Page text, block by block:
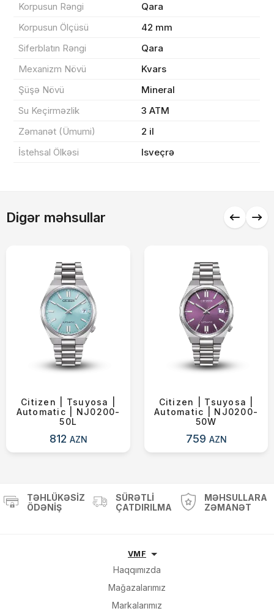
Korpusun Rəngi
Qara
Korpusun Ölçüsü
42 mm
Siferblatın Rəngi
Qara
Mexanizm Növü
Kvars
Şüşə Növü
Mineral
Su Keçirməzlik
3 ATM
Zəmanət (Ümumi)
2 il
İstehsal Ölkəsi
Isveçrə
Digər məhsullar
Citizen | Tsuyosa |
Automatic | NJ0200-
50L
812 AZN
Citizen | Tsuyosa |
Automatic | NJ0200-
50W
759 AZN
Məhsul toplam
Endirim
Yekun məbləğ OK
TƏHLÜKƏSIZ
ÖDƏNIŞ
SÜRƏTLI
ÇATDIRILMA
MƏHSULLARA
ZƏMANƏT
VMF
Haqqımızda
Mağazalarımız
Markalarımız